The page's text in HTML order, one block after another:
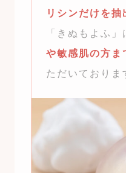
リシンだけを抽
「きぬもよふ」
や敏感肌の方ま
ただいておりま